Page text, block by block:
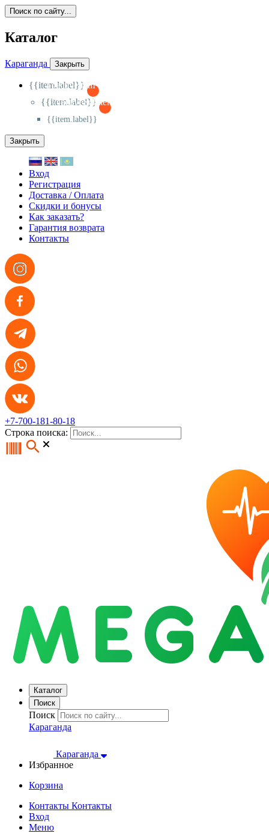
Поиск по сайту...
Каталог
Караганда Закрыть
{{item.label}}
{{activeItem==item.id?'-
{{item.label}}
{{activeSubitem==item.id?'-
{{item.label}}
Закрыть
Вход
Регистрация
Доставка / Оплата
Скидки и бонусы
Как заказать?
Гарантия возврата
Контакты
+7-700-181-80-18
Строка поиска:
Каталог
Поиск
Поиск
Караганда
Караганда
Избранное
Корзина
Контакты Контакты
Вход
Меню